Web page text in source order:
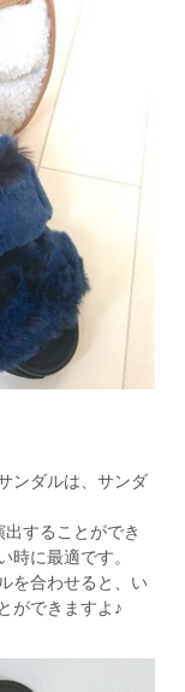
ンダルは、サンダ
することができ
時に最適です。
を合わせると、い
ができますよ♪